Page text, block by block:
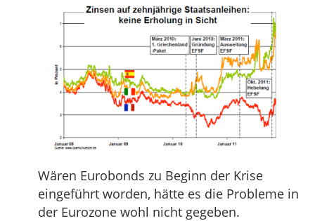
Wären Eurobonds zu Beginn der Krise
eingeführt worden, hätte es die Probleme in
der Eurozone wohl nicht gegeben.